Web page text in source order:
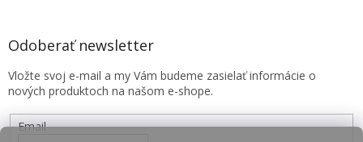
Odoberať newsletter
Vložte svoj e-mail a my Vám budeme zasielať informácie o
nových produktoch na našom e-shope.
Email